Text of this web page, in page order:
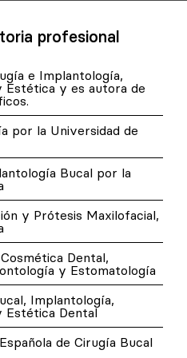
profesional
e Implantología,
Estética y es autora de
por la Universidad de
Bucal por la
y Prótesis Maxilofacial,
Dental,
y Estomatología
Implantología,
Estética Dental
de Cirugía Bucal